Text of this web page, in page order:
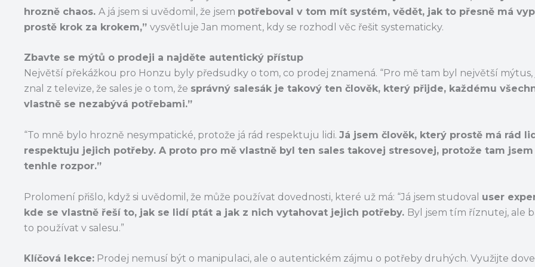
hrozně chaos. A já jsem si uvědomil, že jsem potřeboval v tom mít systém, vědět, jak to přesně má
prostě krok za krokem,” vysvětluje Jan moment, kdy se rozhodl věc řešit systematicky.
Zbavte se mýtů o prodeji a najděte autentický přístup
Největší překážkou pro Honzu byly předsudky o tom, co prodej znamená. “Pro mě tam byl největší mýtus,
znal z televize, že sales je o tom, že správný salesák je takový ten člověk, který přijde, každému
vlastně se nezabývá potřebami.”
“To mně bylo hrozně nesympatické, protože já rád respektuju lidi. Já jsem člověk, který prostě má rád
respektuju jejich potřeby. A proto pro mě vlastně byl ten sales takovej stresovej, protože tam
tenhle rozpor.”
Prolomení přišlo, když si uvědomil, že může používat dovednosti, které už má: “Já jsem studoval user
kde se vlastně řeší to, jak se lidí ptát a jak z nich vytahovat jejich potřeby. Byl jsem tím říznutej, ale
to používat v salesu.”
Klíčová lekce: Prodej nemusí být o manipulaci, ale o autentickém zájmu o potřeby druhých. Využijte